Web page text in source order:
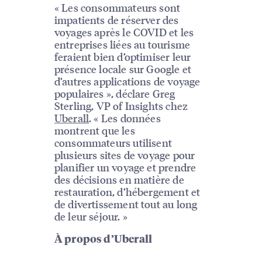
« Les consommateurs sont
impatients de réserver des
voyages après le COVID et les
entreprises liées au tourisme
feraient bien d’optimiser leur
présence locale sur Google et
d’autres applications de voyage
populaires », déclare Greg
Sterling, VP of Insights chez
Uberall. « Les données
montrent que les
consommateurs utilisent
plusieurs sites de voyage pour
planifier un voyage et prendre
des décisions en matière de
restauration, d’hébergement et
de divertissement tout au long
de leur séjour. »
À propos d’Uberall